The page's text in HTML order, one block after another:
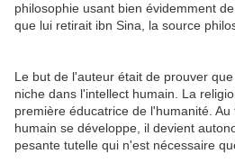
philosophie usant bien évidemment
que lui retirait ibn Sina, la source
Le but de l'auteur était de prouver
niche dans l'intellect humain. La
première éducatrice de l'humanité.
humain se développe, il devient
pesante tutelle qui n'est nécessaire